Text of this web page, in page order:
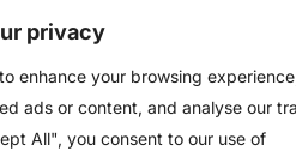
privacy
enhance your browsing
ads or content, and analyse our
All", you consent to our use of